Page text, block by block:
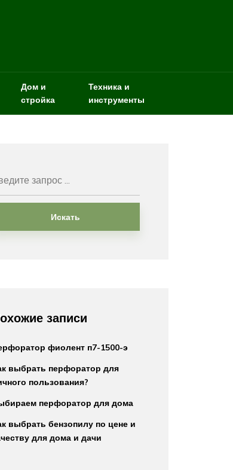
Дом и
стройка
Техника и
инструменты
Искать
записи
фиолент п7-1500-э
выбрать перфоратор для
пользования?
перфоратор для дома
выбрать бензопилу по цене и
для дома и дачи